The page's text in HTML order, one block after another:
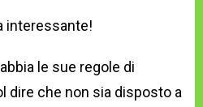
interessante!
le sue regole di
dire che non sia disposto a